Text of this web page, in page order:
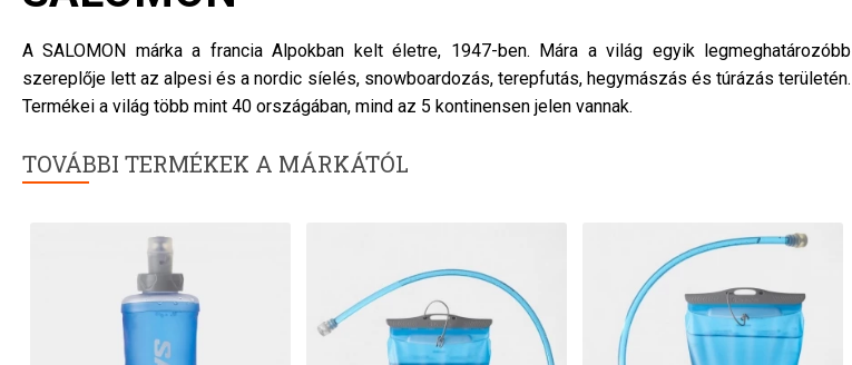
A SALOMON márka a francia Alpokban kelt életre, 1947-ben. Mára a világ egyik legmeghatározóbb
szereplője lett az alpesi és a nordic síelés, snowboardozás, terepfutás, hegymászás és túrázás területén.
Termékei a világ több mint 40 országában, mind az 5 kontinensen jelen vannak.
TOVÁBBI TERMÉKEK A MÁRKÁTÓL